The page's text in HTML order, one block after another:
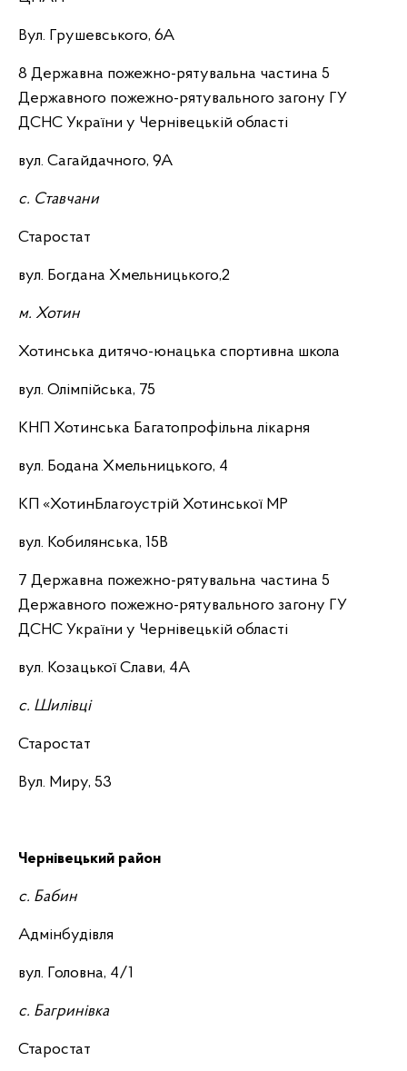
Вул. Грушевського, 6А
8 Державна пожежно-рятувальна частина 5
Державного пожежно-рятувального загону ГУ
ДСНС України у Чернівецькій області
вул. Сагайдачного, 9А
с. Ставчани
Старостат
вул. Богдана Хмельницького,2
м. Хотин
Хотинська дитячо-юнацька спортивна школа
вул. Олімпійська, 75
КНП Хотинська Багатопрофільна лікарня
вул. Бодана Хмельницького, 4
КП «ХотинБлагоустрій Хотинської МР
вул. Кобилянська, 15В
7 Державна пожежно-рятувальна частина 5
Державного пожежно-рятувального загону ГУ
ДСНС України у Чернівецькій області
вул. Козацької Слави, 4А
с. Шилівці
Старостат
Вул. Миру, 53
Чернівецький район
с. Бабин
Адмінбудівля
вул. Головна, 4/1
с. Багринівка
Старостат